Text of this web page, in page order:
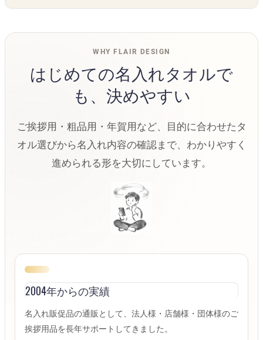
WHY FLAIR DESIGN
はじめての名入れタオルで
も、決めやすい
ご挨拶用・粗品用・年賀用など、目的に合わせたタ
オル選びから名入れ内容の確認まで、わかりやすく
進められる形を大切にしています。
2004年からの実績
名入れ販促品の通販として、法人様・店舗様・団体様のご
挨拶用品を長年サポートしてきました。